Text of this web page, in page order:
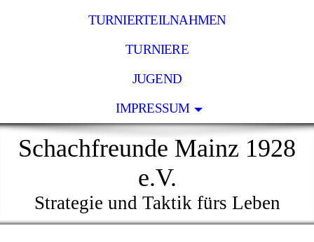
TURNIERTEILNAHMEN
TURNIERE
JUGEND
IMPRESSUM
Schachfreunde Mainz 1928
e.V.
Strategie und Taktik fürs Leben